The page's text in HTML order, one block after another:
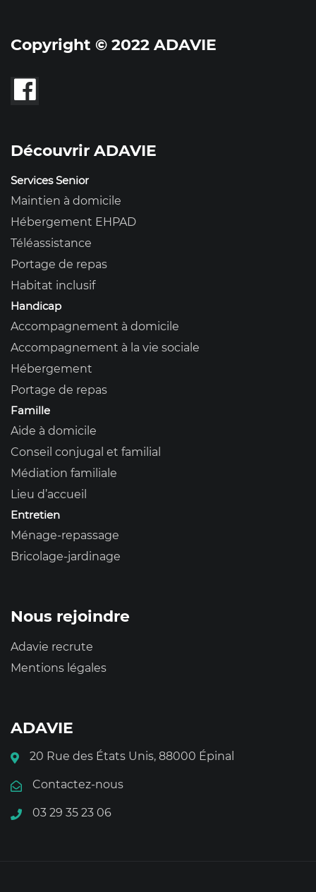
Copyright © 2022 ADAVIE
Découvrir ADAVIE
Services Senior
Maintien à domicile
Hébergement EHPAD
Téléassistance
Portage de repas
Habitat inclusif
Handicap
Accompagnement à domicile
Accompagnement à la vie sociale
Hébergement
Portage de repas
Famille
Aide à domicile
Conseil conjugal et familial
Médiation familiale
Lieu d’accueil
Entretien
Ménage-repassage
Bricolage-jardinage
Nous rejoindre
Adavie recrute
Mentions légales
ADAVIE
20 Rue des États Unis, 88000 Épinal
Contactez-nous
03 29 35 23 06